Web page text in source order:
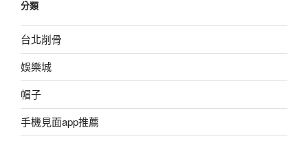
分類
台北削骨
娛樂城
帽子
手機見面app推薦